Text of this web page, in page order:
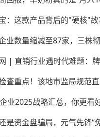
：这款产品背后的"硬核"
业数量缩减至87家，三株彻
| 直销行业遇时代难题：牌
查重点！该地市监局规范直
业2025战略汇总，你更看
是资金盘骗局，元气先锋“